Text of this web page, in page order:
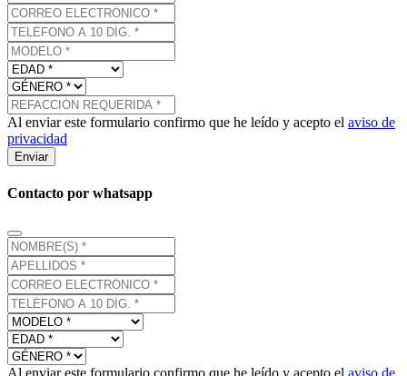
Al enviar este formulario confirmo que he leído y acepto el aviso de
privacidad
Enviar
Contacto por whatsapp